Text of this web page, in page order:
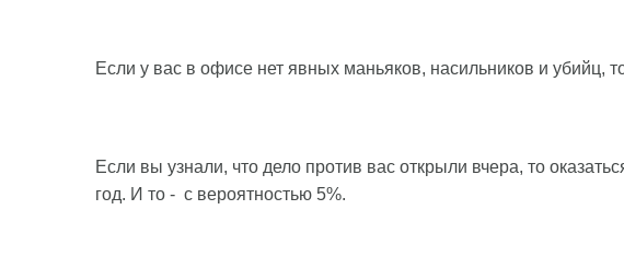
Если у вас в офисе нет явных маньяков, насильников и убийц,
Если вы узнали, что дело против вас открыли вчера, то
год. И то - с вероятностью 5%.